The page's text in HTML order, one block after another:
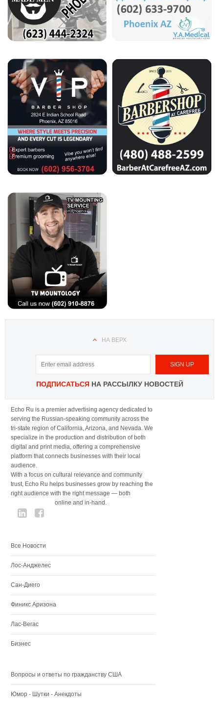
НА ВЕРХ
ПОДПИСАТЬСЯНА РАССЫЛКУ НОВОСТЕЙ
Echo Ru is a premier advertising agency dedicated to
serving the Russian-speaking community across the
tri-state region of California, Arizona, and Nevada. We
specialize in the production and distribution of both
digital and print media, offering a comprehensive
platform that connects businesses with their local
audience.
With a focus on cultural relevance and community
trust, Echo Ru helps businesses grow by reaching the
right audience with the right message — both
online and in-hand.
Все Новости
Лос-Анджелес
Сан-Диего
Финикс Аризона
Лас-Вегас
Бизнес
Вопросы и ответы по гражданству США
Юмор - Шутки - Анекдоты